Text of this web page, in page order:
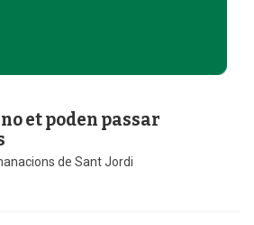
et poden passar
de Sant Jordi